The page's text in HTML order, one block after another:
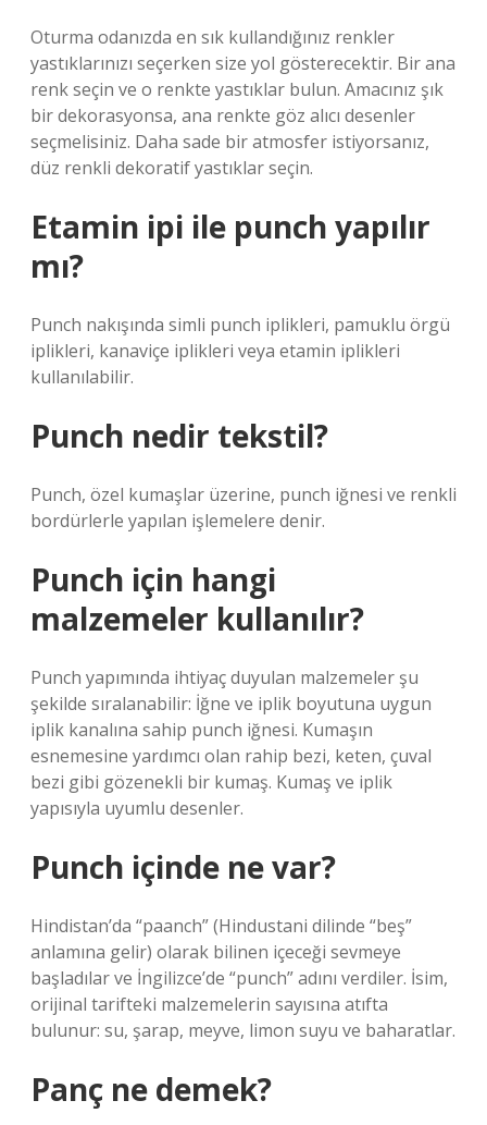
Oturma odanızda en sık kullandığınız renkler
yastıklarınızı seçerken size yol gösterecektir. Bir ana
renk seçin ve o renkte yastıklar bulun. Amacınız şık
bir dekorasyonsa, ana renkte göz alıcı desenler
seçmelisiniz. Daha sade bir atmosfer istiyorsanız,
düz renkli dekoratif yastıklar seçin.
Etamin ipi ile punch yapılır
mı?
Punch nakışında simli punch iplikleri, pamuklu örgü
iplikleri, kanaviçe iplikleri veya etamin iplikleri
kullanılabilir.
Punch nedir tekstil?
Punch, özel kumaşlar üzerine, punch iğnesi ve renkli
bordürlerle yapılan işlemelere denir.
Punch için hangi
malzemeler kullanılır?
Punch yapımında ihtiyaç duyulan malzemeler şu
şekilde sıralanabilir: İğne ve iplik boyutuna uygun
iplik kanalına sahip punch iğnesi. Kumaşın
esnemesine yardımcı olan rahip bezi, keten, çuval
bezi gibi gözenekli bir kumaş. Kumaş ve iplik
yapısıyla uyumlu desenler.
Punch içinde ne var?
Hindistan’da “paanch” (Hindustani dilinde “beş”
anlamına gelir) olarak bilinen içeceği sevmeye
başladılar ve İngilizce’de “punch” adını verdiler. İsim,
orijinal tarifteki malzemelerin sayısına atıfta
bulunur: su, şarap, meyve, limon suyu ve baharatlar.
Panç ne demek?